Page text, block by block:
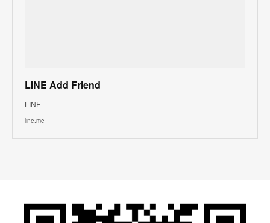
LINE Add Friend
LINE
line.me